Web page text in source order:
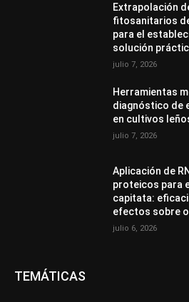
Extrapolación
fitosanitarios
para el
solución
julio 7, 2026
Herramientas
diagnóstico de
en cultivos
julio 7, 2026
Aplicación de
proteicos para
capitata:
efectos sobre
julio 6, 2026
TEMÁTICAS